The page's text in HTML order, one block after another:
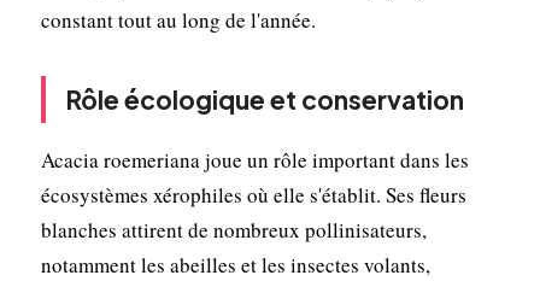
constant tout au long de l'année.
Rôle écologique et conservation
Acacia roemeriana joue un rôle important dans les
écosystèmes xérophiles où elle s'établit. Ses fleurs
blanches attirent de nombreux pollinisateurs,
notamment les abeilles et les insectes volants,